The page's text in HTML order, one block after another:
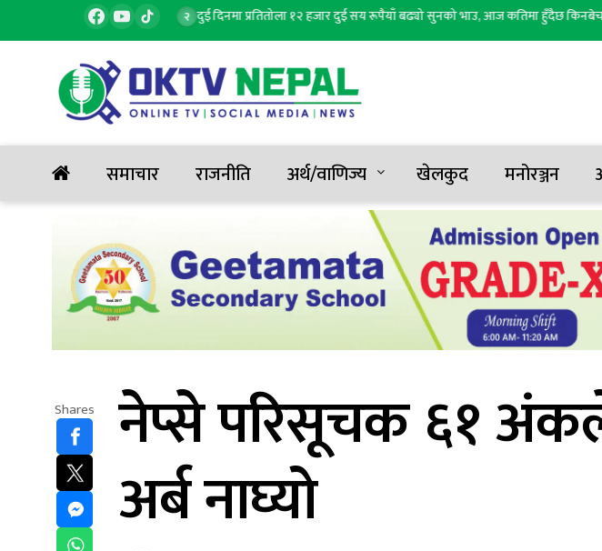
१ जनाको मृत्यु, ६ घाइते २ दुई दिनमा प्रतितोला १२ हजार दुई सय रूपैयाँ बढ्यो सुनको भाउ, आज कतिमा हुँदैछ किनबेच?
समाचार राजनीति अर्थ/वाणिज्य खेलकुद मनोरञ्जन
Shares नेप्से परिसूचक ६१
अर्ब नाघ्यो